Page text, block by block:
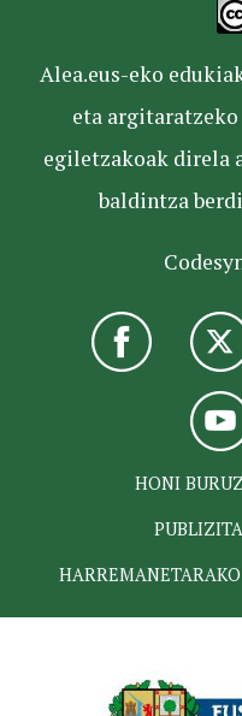
Alea.eus-eko
eta
egiletzakoak direla
baldintza
HONI BURUZ
HARREMANETARAKO